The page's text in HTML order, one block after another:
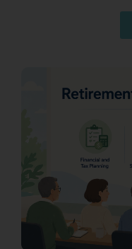
軌，並持續邁向
標。 科學基礎減
型 科學基礎減量
標與《巴黎協定
目標方面，環球
於2035年前將範
排放量減少63%
購的商品與服務
（類別2）及「
3）三大主要排放
於2035年前將上